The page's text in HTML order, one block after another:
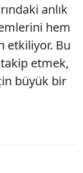
anlık
hem
etkiliyor. Bu
etmek,
büyük bir